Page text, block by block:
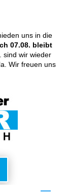
uns in die
07.08. bleibt
sind wir wieder
Wir freuen uns